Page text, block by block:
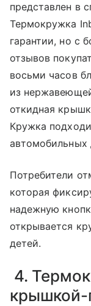
представлен в
Термокружка
гарантии, но с
отзывов
восьми часов
из
откидная
Кружка
автомобильных
Потребители
которая
надежную
открывается
детей.
4.
крышкой-